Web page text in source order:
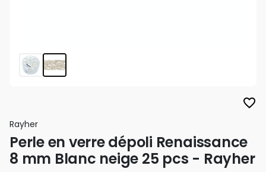
favorite_border
Rayher
Perle en verre dépoli Renaissance
8 mm Blanc neige 25 pcs - Rayher